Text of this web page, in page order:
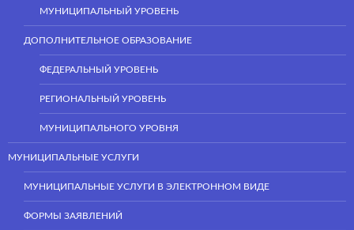
МУНИЦИПАЛЬНЫЙ УРОВЕНЬ
ДОПОЛНИТЕЛЬНОЕ ОБРАЗОВАНИЕ
ФЕДЕРАЛЬНЫЙ УРОВЕНЬ
РЕГИОНАЛЬНЫЙ УРОВЕНЬ
МУНИЦИПАЛЬНОГО УРОВНЯ
МУНИЦИПАЛЬНЫЕ УСЛУГИ
МУНИЦИПАЛЬНЫЕ УСЛУГИ В ЭЛЕКТРОННОМ ВИДЕ
ФОРМЫ ЗАЯВЛЕНИЙ